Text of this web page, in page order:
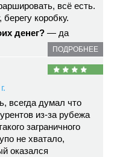
всё есть.
коробку.
денег? — да
ПОДРОБНЕЕ
всегда думал что
из-за рубежа
заграничного
не хватало,
оказался